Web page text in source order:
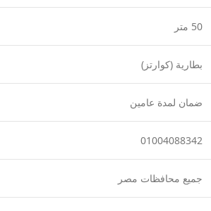
50 متر
بطارية (كوارتز)
ضمان لمدة عامين
01004088342
جميع محافظات مصر